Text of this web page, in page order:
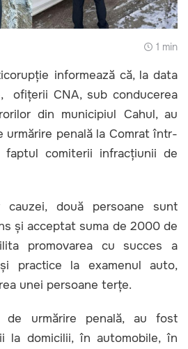
1 min
informează că, la data
ofițerii CNA, sub conducerea
din municipiul Cahul, au
urmărire penală la Comrat într-
comiterii infracțiunii de
cauzei, două persoane sunt
și acceptat suma de 2000 de
promovarea cu succes a
practice la examenul auto,
unei persoane terțe.
de urmărire penală, au fost
la domicilii, în automobile, în